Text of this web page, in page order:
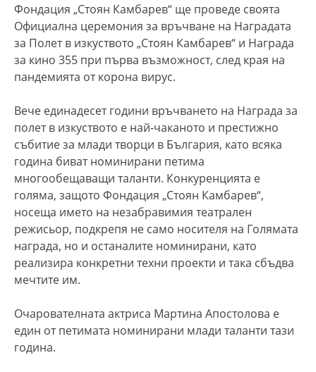
Фондация „Стоян Камбарев“ ще проведе своята
Официална церемония за връчване на Наградата
за Полет в изкуството „Стоян Камбарев“ и Награда
за кино 355 при първа възможност, след края на
пандемията от корона вирус.
Вече единадесет години връчването на Награда за
полет в изкуството е най-чаканото и престижно
събитие за млади творци в България, като всяка
година биват номинирани петима
многообещаващи таланти. Конкуренцията е
голяма, защото Фондация „Стоян Камбарев“,
носеща името на незабравимия театрален
режисьор, подкрепя не само носителя на Голямата
награда, но и останалите номинирани, като
реализира конкретни техни проекти и така сбъдва
мечтите им.
Очарователната актриса Мартина Апостолова е
един от петимата номинирани млади таланти тази
година.